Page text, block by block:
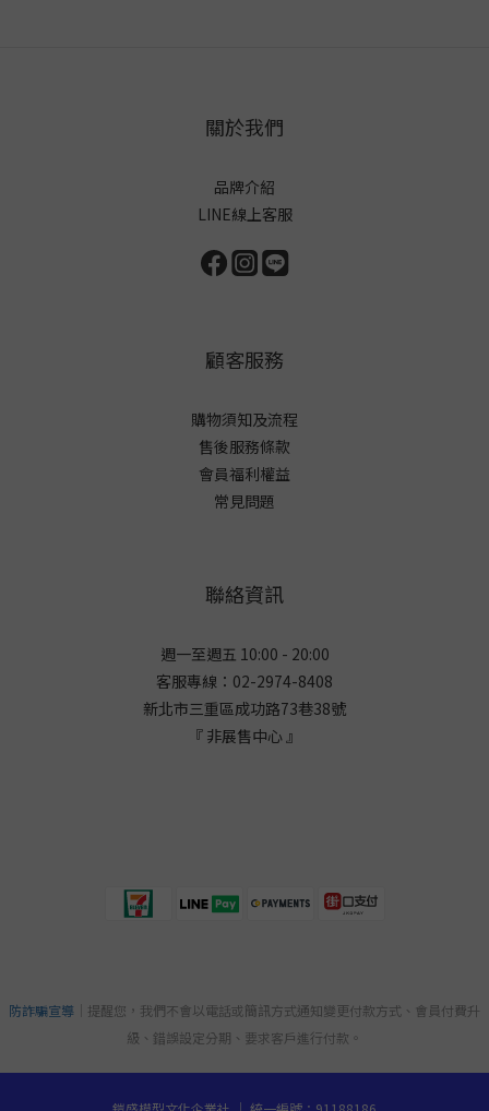
關於我們
品牌介紹
LINE線上客服
顧客服務
購物須知及流程
售後服務條款
會員福利權益
常見問題
聯絡資訊
週一至週五 10:00 - 20:00
客服專線：02-2974-8408
新北市三重區成功路73巷38號
『 非展售中心 』
防詐騙宣導 ｜提醒您，我們不會以電話或簡訊方式通知變更付款方式、會員付費升
級、錯誤設定分期、要求客戶進行付款。